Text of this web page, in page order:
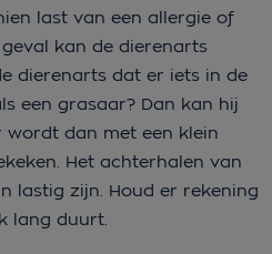
last van een allergie of
kan de dierenarts
dierenarts dat er iets in de
een grasaar? Dan kan hij
wordt dan met een klein
Het achterhalen van
lastig zijn. Houd er rekening
lang duurt.